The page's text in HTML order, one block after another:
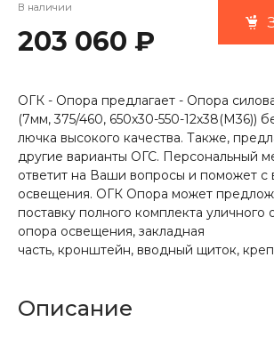
В наличии
203 060 ₽
ОГК - Опора предлагает - Опора
(7мм, 375/460, 650х30-550-12х38(М36))
лючка высокого качества. Также,
другие варианты ОГС. Персональный
ответит на Ваши вопросы и поможет
освещения. ОГК Опора может
поставку полного комплекта уличного
опора освещения, закладная
часть, кронштейн, вводный щиток,
Описание